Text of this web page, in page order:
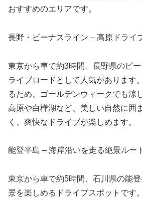
おすすめのエリアです。
長野・ビーナスライン – 高原ドライ
東京から車で約3時間、長野県のビ
ライブロードとして人気があります
るため、ゴールデンウィークでも涼
高原や白樺湖など、美しい自然に囲
く、爽快なドライブが楽しめます。
能登半島 – 海岸沿いを走る絶景ルー
東京から車で約5時間、石川県の能
景を楽しめるドライブスポットです